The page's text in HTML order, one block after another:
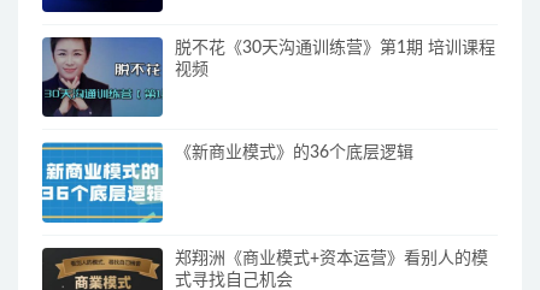
脱不花《30天沟通训练营》第1期 培训课程
视频
《新商业模式》的36个底层逻辑
郑翔洲《商业模式+资本运营》看别人的模
式寻找自己机会